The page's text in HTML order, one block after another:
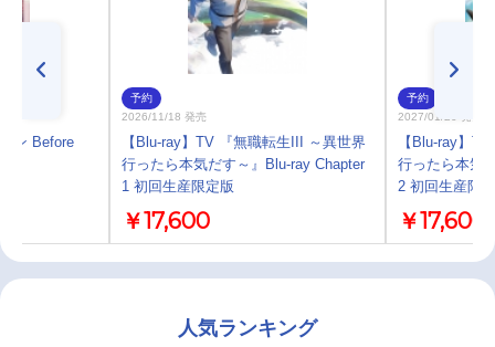
ン Before
予約
2026/11/18 発売
【Blu-ray】TV 『無職転生III ～異世界
行ったら本気だす～』Blu-ray Chapter
1 初回生産限定版
￥17,600
予約
2027/01/20 発売
【Blu-ray】
行ったら本気
2 初回生産限
￥17,600
人気ランキング